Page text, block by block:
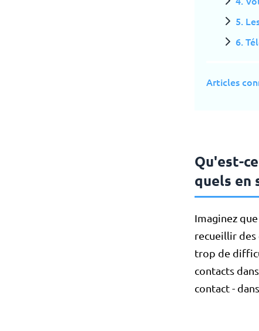
5.
6.
Articles
Qu'est-
quels en
Imaginez
recueillir des
trop de
contacts
contact -